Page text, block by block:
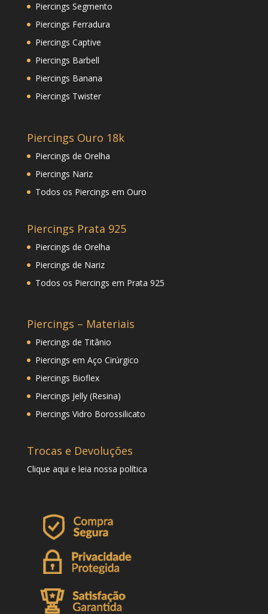
Piercings Segmento
Piercings Ferradura
Piercings Captive
Piercings Barbell
Piercings Banana
Piercings Twister
Piercings Ouro 18k
Piercings de Orelha
Piercings Nariz
Todos os Piercings em Ouro
Piercings Prata 925
Piercings de Orelha
Piercings de Nariz
Todos os Piercings em Prata 925
Piercings – Materiais
Piercings de Titânio
Piercings em Aço Cirúrgico
Piercings Bioflex
Piercings Jelly (Resina)
Piercings Vidro Borossilicato
Trocas e Devoluções
Clique aqui e leia nossa política